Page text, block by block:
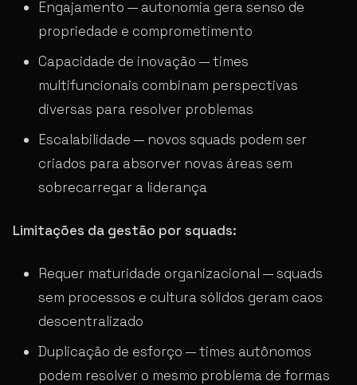
Engajamento — autonomia gera senso de
propriedade e comprometimento
Capacidade de inovação — times
multifuncionais combinam perspectivas
diversas para resolver problemas
Escalabilidade — novos squads podem ser
criados para absorver novas áreas sem
sobrecarregar a liderança
Limitações da gestão por squads:
Requer maturidade organizacional — squads
sem processos e cultura sólidos geram caos
descentralizado
Duplicação de esforço — times autônomos
podem resolver o mesmo problema de formas